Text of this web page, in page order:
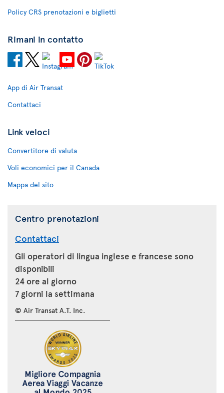
Policy CRS prenotazioni e biglietti
Rimani in contatto
App di Air Transat
Contattaci
Link veloci
Convertitore di valuta
Voli economici per il Canada
Mappa del sito
Centro prenotazioni
Contattaci
Gli operatori di lingua inglese e francese sono
disponibili
24 ore al giorno
7 giorni la settimana
© Air Transat A.T. Inc.